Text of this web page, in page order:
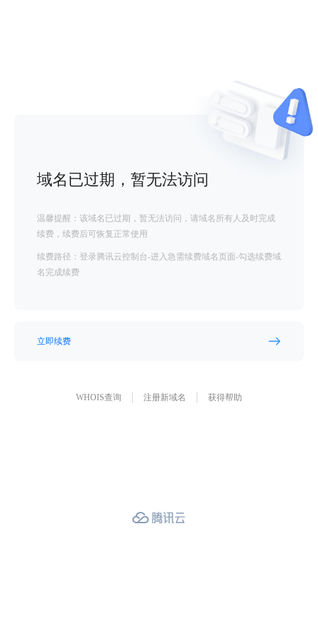
域名已过期，暂无法访问
温馨提醒：该域名已过期，暂无法访问，请域名所有人及时完成
续费，续费后可恢复正常使用
续费路径：登录腾讯云控制台-进入急需续费域名页面-勾选续费域
名完成续费
立即续费
WHOIS查询 注册新域名 获得帮助